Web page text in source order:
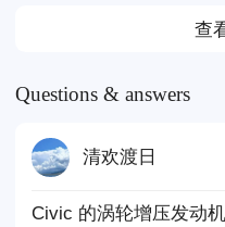
查
Questions & answers
清欢渡日
Civic 的涡轮增压发动